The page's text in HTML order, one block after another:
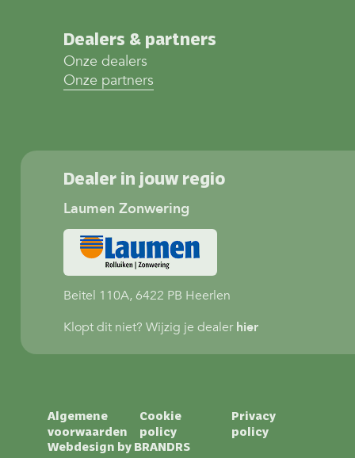
Dealers & partners
Onze dealers
Onze partners
Dealer in jouw regio
Laumen Zonwering
Beitel 110A, 6422 PB Heerlen
Klopt dit niet? Wijzig je dealerhier
Privacy
policy
Cookie
policy
Algemene
voorwaarden
Webdesign by BRANDRS